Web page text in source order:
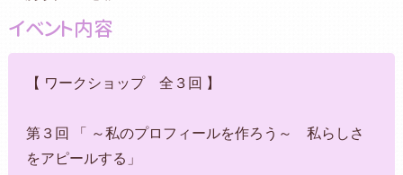
イベント内容
【 ワークショップ 全３回 】
第３回 「 ～私のプロフィールを作ろう～ 私らしさ
をアピールする」